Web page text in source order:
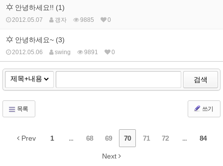
안녕하세요!! (1)
2012.05.07 갱자 9885 0
안녕하세요~ (3)
2012.05.06 swing 9891 0
검색
목록 쓰기
Prev 1 ... 68 69 70 71 72 ... 84
Next